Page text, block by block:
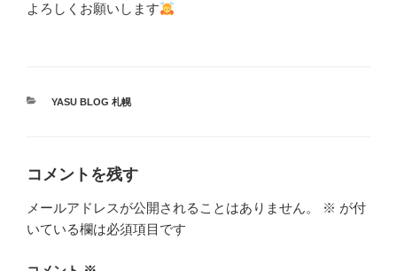
よろしくお願いします
カ
YASU BLOG 札幌
コメントを残す
メールアドレスが公開されることはありません。 ※ が付
いている欄は必須項目です